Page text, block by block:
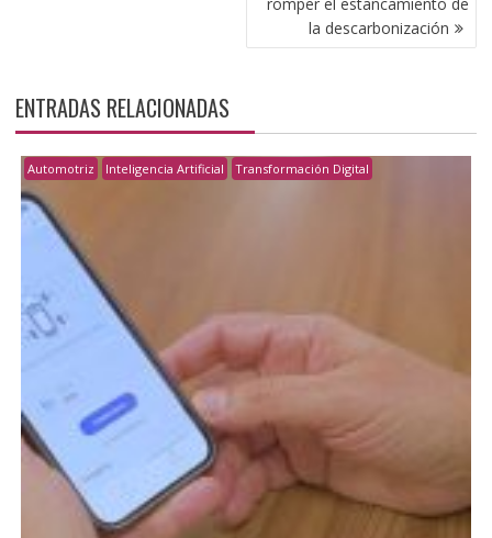
la descarbonización
ENTRADAS RELACIONADAS
Automotriz Inteligencia Artificial Transformación Digital